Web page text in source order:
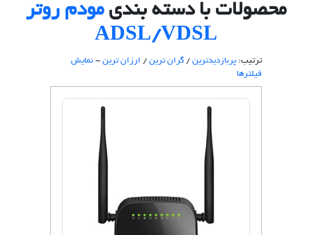
محصولات با دسته بندیمودم روتر
ADSL/VDSL
ترتیب: پربازدیدترین / گران ترین / ارزان ترین - نمایش
فیلترها